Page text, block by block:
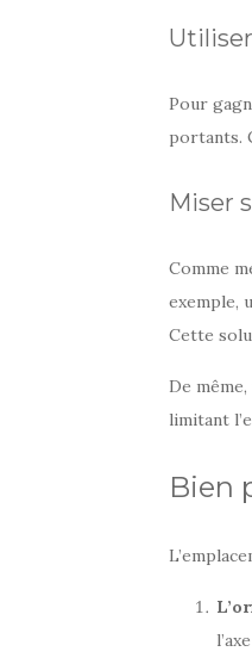
Pour
portants.
Miser
Comme
exemple,
Cette
De
limitant
Bien